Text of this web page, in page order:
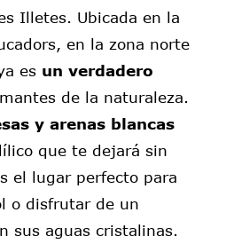
Illetes. Ubicada en la
en la zona norte
es un verdadero
de la naturaleza.
y arenas blancas
que te dejará sin
el lugar perfecto para
o disfrutar de un
sus aguas cristalinas.